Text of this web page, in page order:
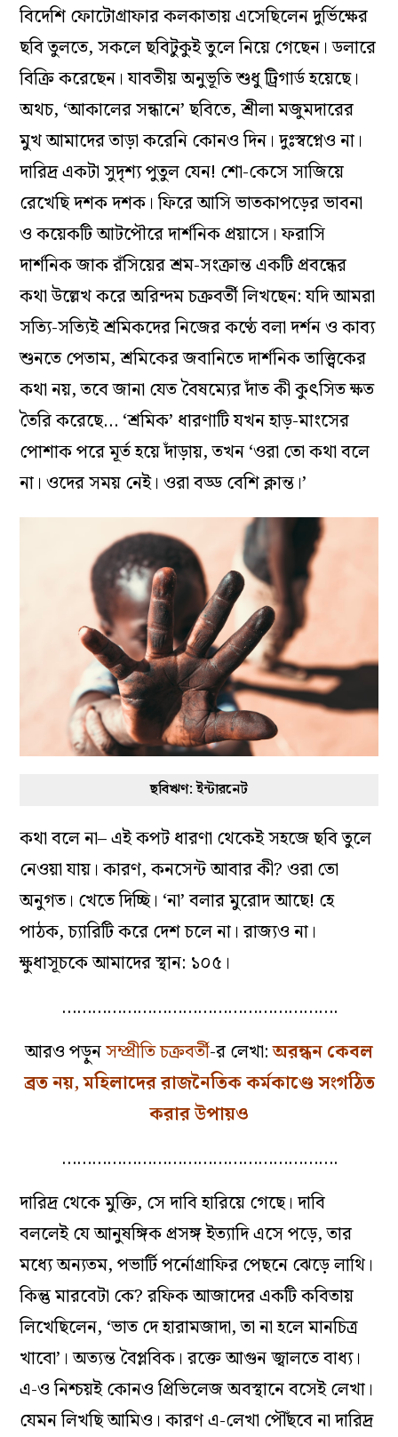
বিদেশি ফোটোগ্রাফার কলকাতায় এসেছিলেন দুর্ভিক্ষের
ছবি তুলতে, সকলে ছবিটুকুই তুলে নিয়ে গেছেন। ডলারে
বিক্রি করেছেন। যাবতীয় অনুভূতি শুধু ট্রিগার্ড হয়েছে।
অথচ, ‘আকালের সন্ধানে’ ছবিতে, শ্রীলা মজুমদারের
মুখ আমাদের তাড়া করেনি কোনও দিন। দুঃস্বপ্নেও না।
দারিদ্র একটা সুদৃশ্য পুতুল যেন! শো-কেসে সাজিয়ে
রেখেছি দশক দশক। ফিরে আসি ভাতকাপড়ের ভাবনা
ও কয়েকটি আটপৌরে দার্শনিক প্রয়াসে। ফরাসি
দার্শনিক জাক রঁসিয়ের শ্রম-সংক্রান্ত একটি প্রবন্ধের
কথা উল্লেখ করে অরিন্দম চক্রবর্তী লিখছেন: যদি আমরা
সত্যি-সত্যিই শ্রমিকদের নিজের কণ্ঠে বলা দর্শন ও কাব্য
শুনতে পেতাম, শ্রমিকের জবানিতে দার্শনিক তাত্ত্বিকের
কথা নয়, তবে জানা যেত বৈষম্যের দাঁত কী কুৎসিত ক্ষত
তৈরি করেছে… ‘শ্রমিক’ ধারণাটি যখন হাড়-মাংসের
পোশাক পরে মূর্ত হয়ে দাঁড়ায়, তখন ‘ওরা তো কথা বলে
না। ওদের সময় নেই। ওরা বড্ড বেশি ক্লান্ত।’
ছবিঋণ: ইন্টারনেট
কথা বলে না– এই কপট ধারণা থেকেই সহজে ছবি তুলে
নেওয়া যায়। কারণ, কনসেন্ট আবার কী? ওরা তো
অনুগত। খেতে দিচ্ছি। ‘না’ বলার মুরোদ আছে! হে
পাঠক, চ্যারিটি করে দেশ চলে না। রাজ্যও না।
ক্ষুধাসূচকে আমাদের স্থান: ১০৫।
……………………………………………….
আরও পড়ুনসম্প্রীতি চক্রবর্তী-র লেখা:অরন্ধন কেবল
ব্রত নয়, মহিলাদের রাজনৈতিক কর্মকাণ্ডে সংগঠিত
করার উপায়ও
……………………………………………….
দারিদ্র থেকে মুক্তি, সে দাবি হারিয়ে গেছে। দাবি
বললেই যে আনুষঙ্গিক প্রসঙ্গ ইত্যাদি এসে পড়ে, তার
মধ্যে অন্যতম, পভার্টি পর্নোগ্রাফির পেছনে ঝেড়ে লাথি।
কিন্তু মারবেটা কে? রফিক আজাদের একটি কবিতায়
লিখেছিলেন, ‘ভাত দে হারামজাদা, তা না হলে মানচিত্র
খাবো’। অত্যন্ত বৈপ্লবিক। রক্তে আগুন জ্বালতে বাধ্য।
এ-ও নিশ্চয়ই কোনও প্রিভিলেজ অবস্থানে বসেই লেখা।
যেমন লিখছি আমিও। কারণ এ-লেখা পৌঁছবে না দারিদ্র